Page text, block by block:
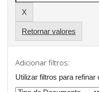
Retornar valores
Adicionar filtros:
Utilizar filtros para refinar